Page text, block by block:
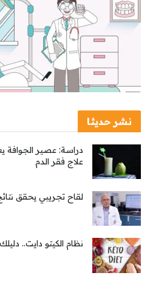
نشر حديثا
دراسة: عصير الجوافة
علاج فقر الدم
لقاح تجريبي يحقق
نظام الكيتو دايت..